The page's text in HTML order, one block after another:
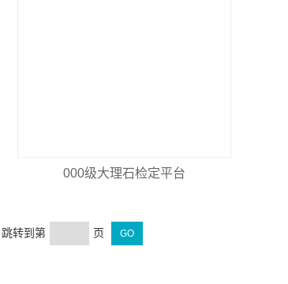
000级大理石检定平台
跳转到第 页